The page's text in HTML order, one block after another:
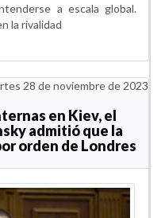
a escala global.
la rivalidad
28 de noviembre de 2023
en Kiev, el
admitió que la
orden de Londres